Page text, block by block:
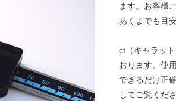
ます。お客様
あくまでも目
ct（キャラッ
おります。使
できるだけ正
してご覧くださ